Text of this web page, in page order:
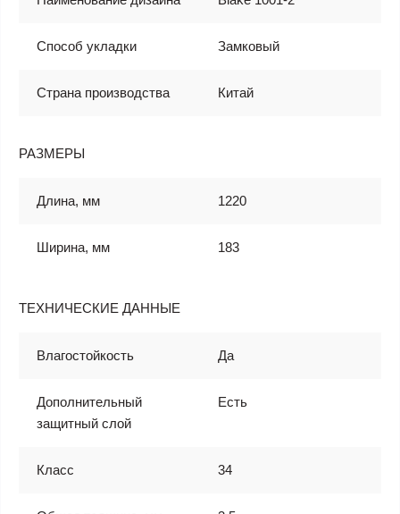
Способ укладки Замковый
Страна производства Китай
РАЗМЕРЫ
Длина, мм 1220
Ширина, мм 183
ТЕХНИЧЕСКИЕ ДАННЫЕ
Влагостойкость Да
Дополнительный
защитный слой
Есть
Класс 34